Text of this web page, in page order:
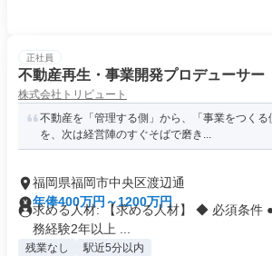
正社員
不動産再生・事業開発プロデューサー
株式会社トリビュート
不動産を「管理する側」から、「事業をつく
を、次は経営陣のすぐそばで磨き...
福岡県福岡市中央区渡辺通
年俸400万円～1200万円
求める人材: 【求める人材】 ◆ 必須条件
務経験2年以上 ...
残業なし 駅近5分以内